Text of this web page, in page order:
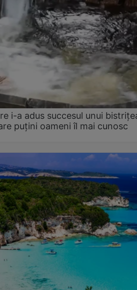
i-a adus succesul unui
puțini oameni îl mai cunosc